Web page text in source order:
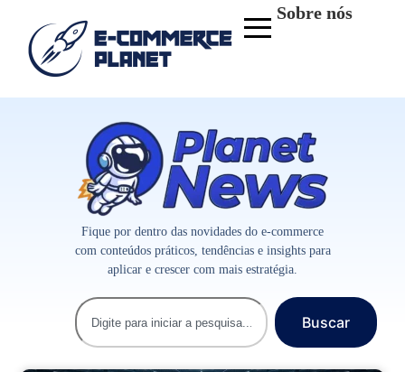
Sobre nós
Fique por dentro das novidades do e-commerce
com conteúdos práticos, tendências e insights para
aplicar e crescer com mais estratégia.
Buscar